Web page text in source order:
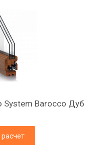
System Barocco Дуб
расчет